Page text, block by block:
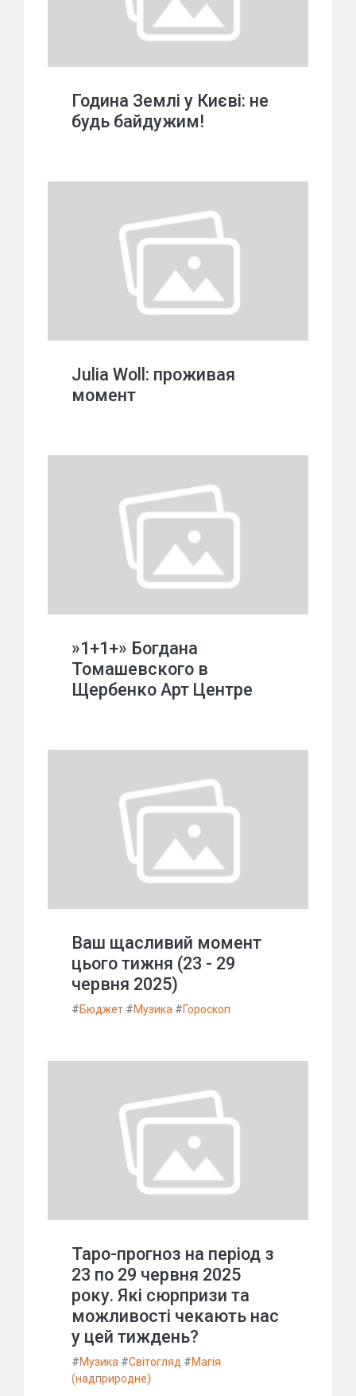
Година Землі у Києві: не
будь байдужим!
Julia Woll: проживая
момент
»1+1+» Богдана
Томашевского в
Щербенко Арт Центре
Ваш щасливий момент
цього тижня (23 - 29
червня 2025)
#Бюджет #Музика #Гороскоп
Таро-прогноз на період з
23 по 29 червня 2025
року. Які сюрпризи та
можливості чекають нас
у цей тиждень?
#Музика #Світогляд #Магія
(надприродне)